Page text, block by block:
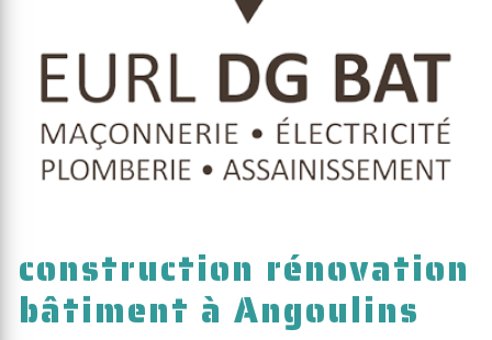
construction rénovation
bâtiment à Angoulins